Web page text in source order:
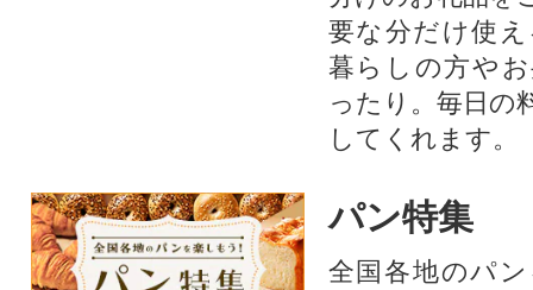
要な分だけ使
暮らしの方や
ったり。毎日の
してくれます。
パン特集
全国各地のパ